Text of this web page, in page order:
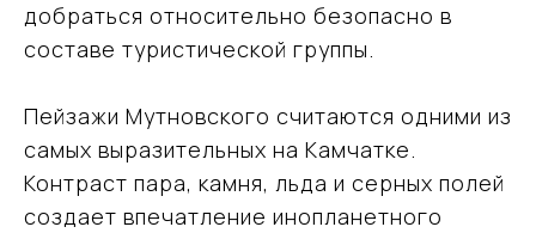
добраться относительно безопасно в
составе туристической группы.
Пейзажи Мутновского считаются одними из
самых выразительных на Камчатке.
Контраст пара, камня, льда и серных полей
создает впечатление инопланетного
Я даю согласие на обработку моих
сПолитикой обработки персональных
данных